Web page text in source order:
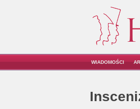
WIADOMOŚCI